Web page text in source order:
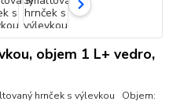
objem 1 L+ vedro,
hrnček s výlevkou Objem: